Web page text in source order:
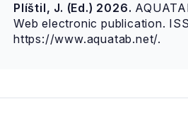
Plíštil, J. (Ed.) 2026.
Web electronic publication.
https://www.aquatab.net/.